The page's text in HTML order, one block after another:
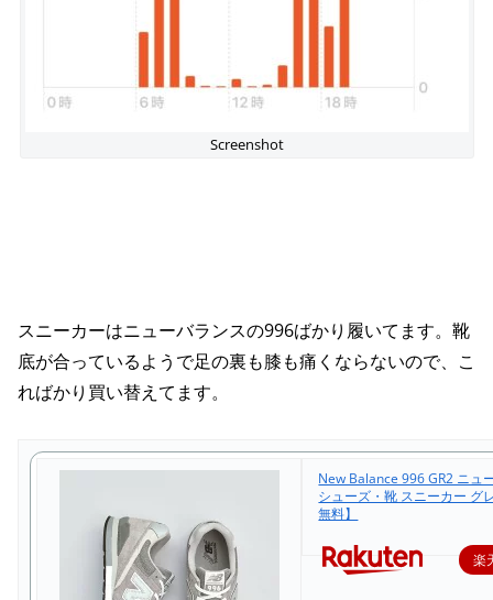
Screenshot
スニーカーはニューバランスの996ばかり履いてます。靴
底が合っているようで足の裏も膝も痛くならないので、こ
ればかり買い替えてます。
New Balance 996 GR2 ニュ
シューズ・靴 スニーカー グ
無料】
楽